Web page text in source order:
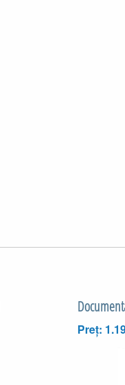
Preț: